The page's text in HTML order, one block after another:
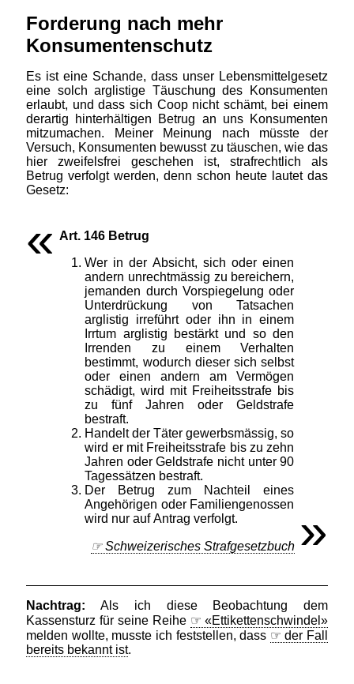
Forderung nach mehr
Konsumentenschutz
Es ist eine Schande, dass unser Lebensmittelgesetz
eine solch arglistige Täuschung des Konsumenten
erlaubt, und dass sich Coop nicht schämt, bei einem
derartig hinterhältigen Betrug an uns Konsumenten
mitzumachen. Meiner Meinung nach müsste der
Versuch, Konsumenten bewusst zu täuschen, wie das
hier zweifelsfrei geschehen ist, strafrechtlich als
Betrug verfolgt werden, denn schon heute lautet das
Gesetz:
Art. 146 Betrug
Wer in der Absicht, sich oder einen
andern unrechtmässig zu bereichern,
jemanden durch Vorspiegelung oder
Unterdrückung von Tatsachen
arglistig irreführt oder ihn in einem
Irrtum arglistig bestärkt und so den
Irrenden zu einem Verhalten
bestimmt, wodurch dieser sich selbst
oder einen andern am Vermögen
schädigt, wird mit Freiheitsstrafe bis
zu fünf Jahren oder Geldstrafe
bestraft.
Handelt der Täter gewerbsmässig, so
wird er mit Freiheitsstrafe bis zu zehn
Jahren oder Geldstrafe nicht unter 90
Tagessätzen bestraft.
Der Betrug zum Nachteil eines
Angehörigen oder Familiengenossen
wird nur auf Antrag verfolgt.
Schweizerisches Strafgesetzbuch
Als ich diese Beobachtung dem
Kassensturz für seine Reihe
«Ettikettenschwindel»
melden wollte, musste ich feststellen, dass
der Fall
bereits bekannt ist.